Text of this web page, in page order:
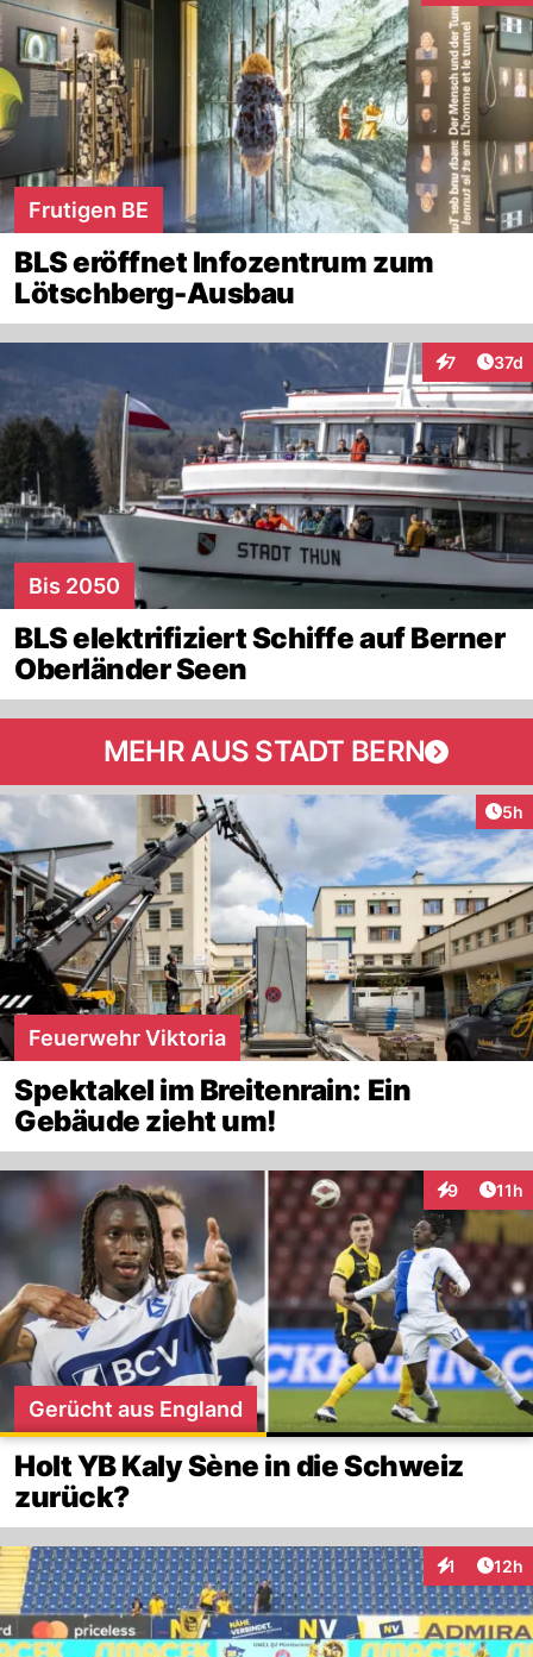
Frutigen BE
BLS eröffnet Infozentrum zum
Lötschberg-Ausbau
7 37d
Bis 2050
BLS elektrifiziert Schiffe auf Berner
Oberländer Seen
MEHR AUS STADT BERN
5h
Feuerwehr Viktoria
Spektakel im Breitenrain: Ein
Gebäude zieht um!
9 11h
Gerücht aus England
Holt YB Kaly Sène in die Schweiz
zurück?
1 12h